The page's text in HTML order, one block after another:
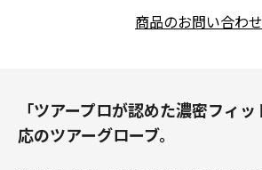
商品のお問い合わせ
「ツアープロが認めた濃密フィ
応のツアーグローブ。